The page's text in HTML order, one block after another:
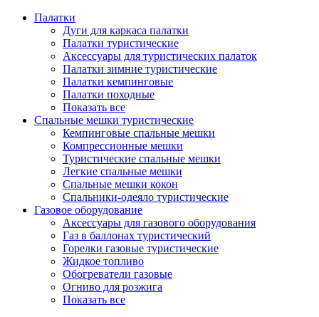
Палатки
Дуги для каркаса палатки
Палатки туристические
Аксессуары для туристических палаток
Палатки зимние туристические
Палатки кемпинговые
Палатки походные
Показать все
Спальные мешки туристические
Кемпинговые спальные мешки
Компрессионные мешки
Туристические спальные мешки
Легкие спальные мешки
Спальные мешки кокон
Спальники-одеяло туристические
Газовое оборудование
Аксессуары для газового оборудования
Газ в баллонах туристический
Горелки газовые туристические
Жидкое топливо
Обогреватели газовые
Огниво для розжига
Показать все